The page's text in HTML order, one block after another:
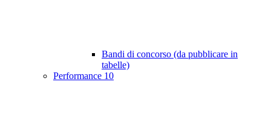
Bandi di concorso (da pubblicare in
tabelle)
Performance 10